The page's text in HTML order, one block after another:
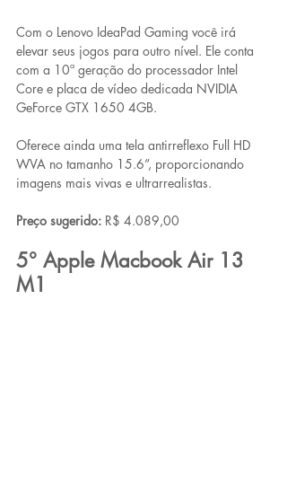
Com o Lenovo IdeaPad Gaming você irá
elevar seus jogos para outro nível. Ele conta
com a 10ª geração do processador Intel
Core e placa de vídeo dedicada NVIDIA
GeForce GTX 1650 4GB.
Oferece ainda uma tela antirreflexo Full HD
WVA no tamanho 15.6”, proporcionando
imagens mais vivas e ultrarrealistas.
Preço sugerido: R$ 4.089,00
5° Apple Macbook Air 13
M1